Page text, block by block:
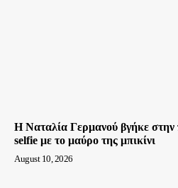
Η Ναταλία Γερμανού βγήκε στην
selfie με το μαύρο της μπικίνι
August 10, 2026